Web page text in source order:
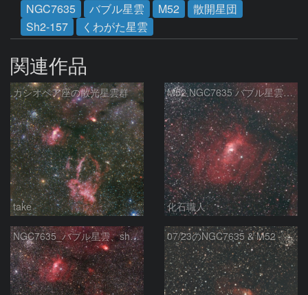
NGC7635
バブル星雲 M52
散開星団
Sh2-157
くわがた星雲
関連作品
カシオペア座の散光星雲群
take
M52 NGC7635 バブル星雲 Sh2-159 カシオペア座
化石職人
NGC7635_バブル星雲、sh2-157_くわがた星雲 07/23のNGC7635 & M52